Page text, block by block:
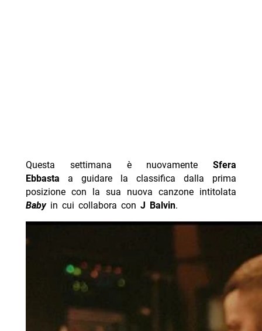
Questa settimana è nuovamenteSfera
Ebbasta a guidare la classifica dalla prima
posizione con la sua nuova canzone intitolata
Baby in cui collabora con J Balvin.